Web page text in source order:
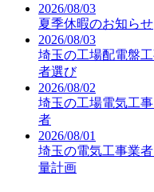
2026/08/03
夏季休暇のお知らせ
2026/08/03
埼玉の工場配電盤
者選び
2026/08/02
埼玉の工場電気工
者
2026/08/01
埼玉の電気工事業
量計画